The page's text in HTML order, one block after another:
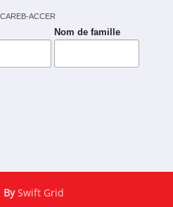
ACCER
Nom de famille
BySwift Grid